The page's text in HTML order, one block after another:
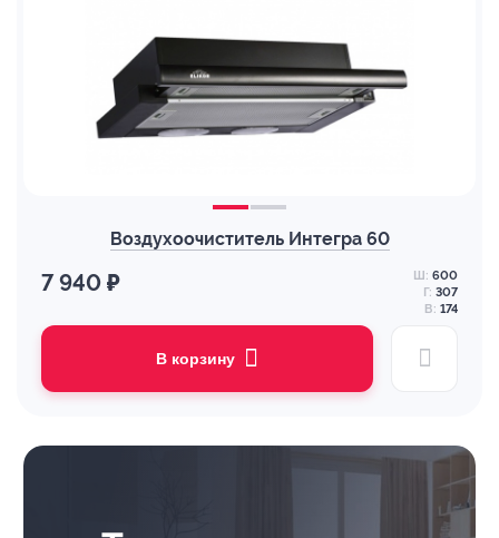
Воздухоочиститель Интегра 60
7 940 ₽ Ш: 600
Г: 307
В: 174
В корзину